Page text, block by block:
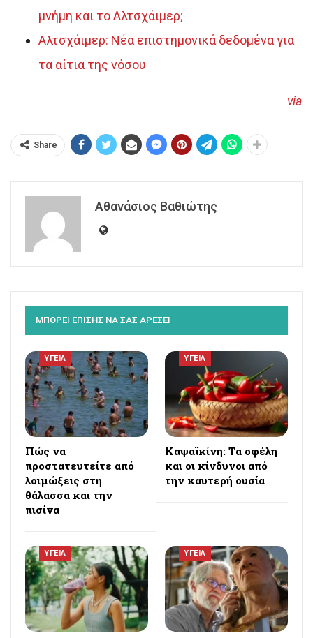
μνήμη και το Αλτσχάιμερ;
Αλτσχάιμερ: Νέα επιστημονικά δεδομένα για
τα αίτια της νόσου
via
Share
Αθανάσιος Βαθιώτης
ΜΠΟΡΕΙ ΕΠΙΣΗΣ ΝΑ ΣΑΣ ΑΡΕΣΕΙ
ΥΓΕΙΑ
Πώς να
προστατευτείτε από
λοιμώξεις στη
θάλασσα και την
πισίνα
ΥΓΕΙΑ
Καψαϊκίνη: Τα οφέλη
και οι κίνδυνοι από
την καυτερή ουσία
ΥΓΕΙΑ ΥΓΕΙΑ